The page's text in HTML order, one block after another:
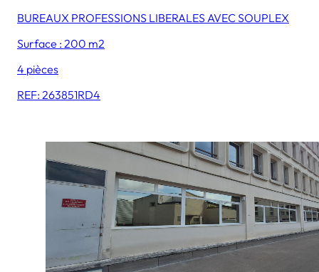
BUREAUX PROFESSIONS LIBERALES AVEC SOUPLEX
Surface : 200 m2
4 pièces
REF: 263851RD4